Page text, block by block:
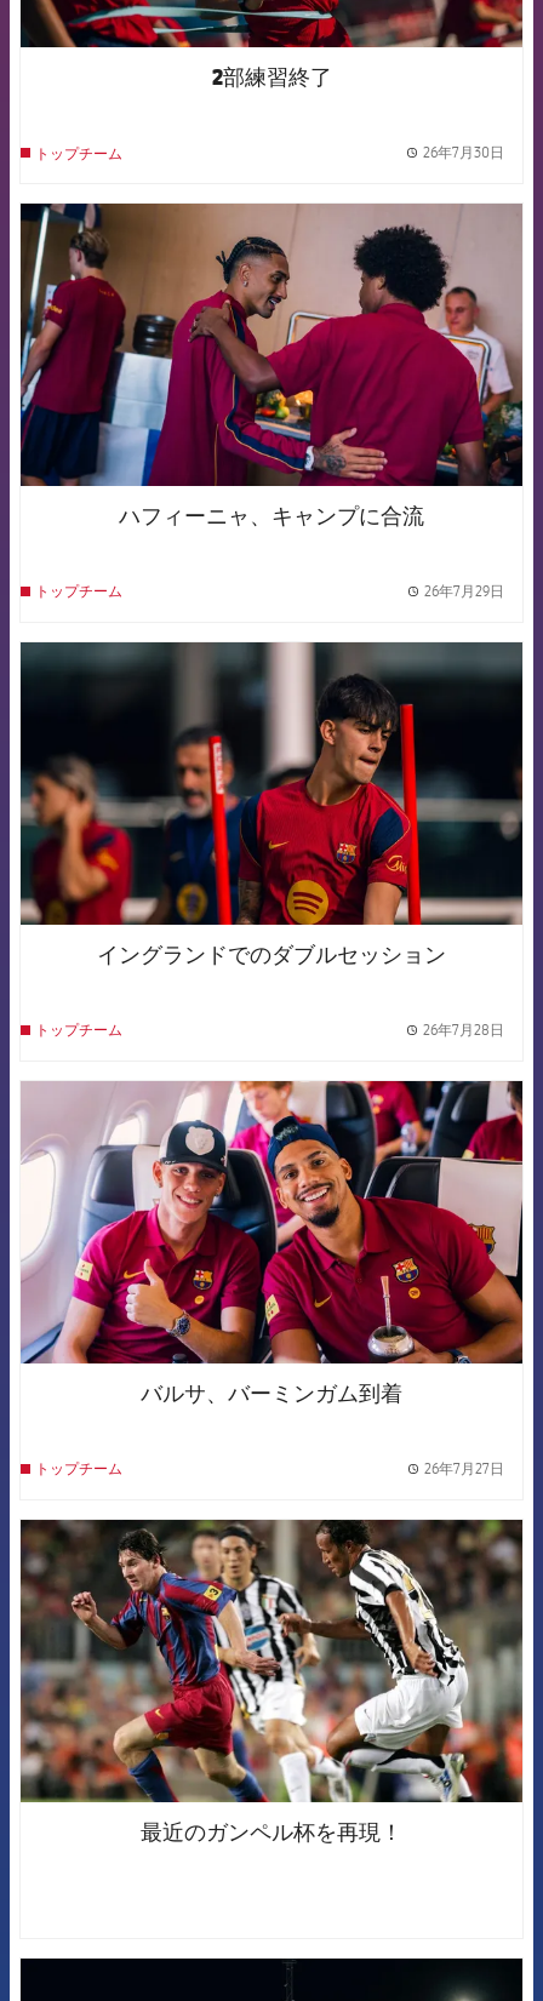
2部練習終了
トップチーム 26年7月30日
ハフィーニャ、キャンプに合流
トップチーム 26年7月29日
イングランドでのダブルセッション
トップチーム 26年7月28日
FCB Barcelona badge
バルサ、バーミンガム到着
トップチーム 26年7月27日
FCB Barcelona badge
最近のガンペル杯を再現！
FCB Barcelona badge